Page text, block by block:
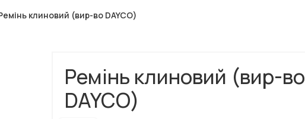
клиновий (вир-во DAYCO)
Ремінь клиновий (вир-во
DAYCO)